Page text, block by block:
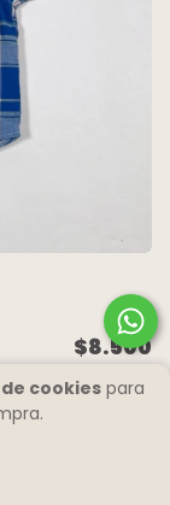
cookies para
$8.500